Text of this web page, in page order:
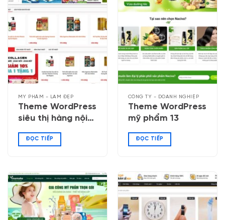
MỸ PHẨM - LÀM ĐẸP
Theme WordPress
siêu thị hàng nội
địa Nhật
ĐỌC TIẾP
CÔNG TY - DOANH NGHIỆP
Theme WordPress
mỹ phẩm 13
ĐỌC TIẾP